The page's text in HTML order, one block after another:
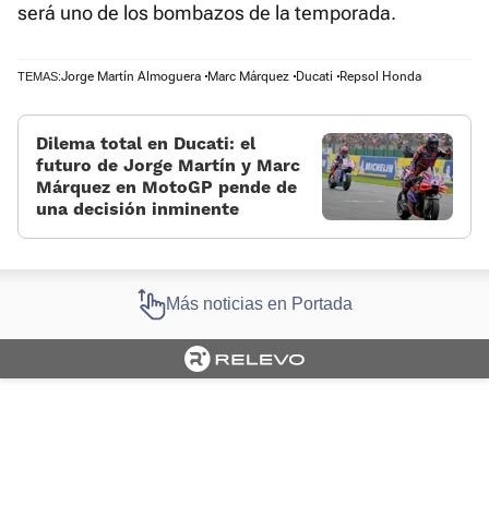
será uno de los bombazos de la temporada.
TEMAS:Jorge Martín Almoguera Marc Márquez Ducati Repsol Honda
Dilema total en Ducati: el
futuro de Jorge Martín y Marc
Márquez en MotoGP pende de
una decisión inminente
Más noticias en Portada